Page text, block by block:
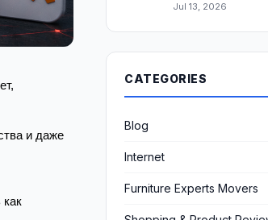
и даже
Jul 13, 2026
CATEGORIES
Blog
Internet
Furniture Experts Movers